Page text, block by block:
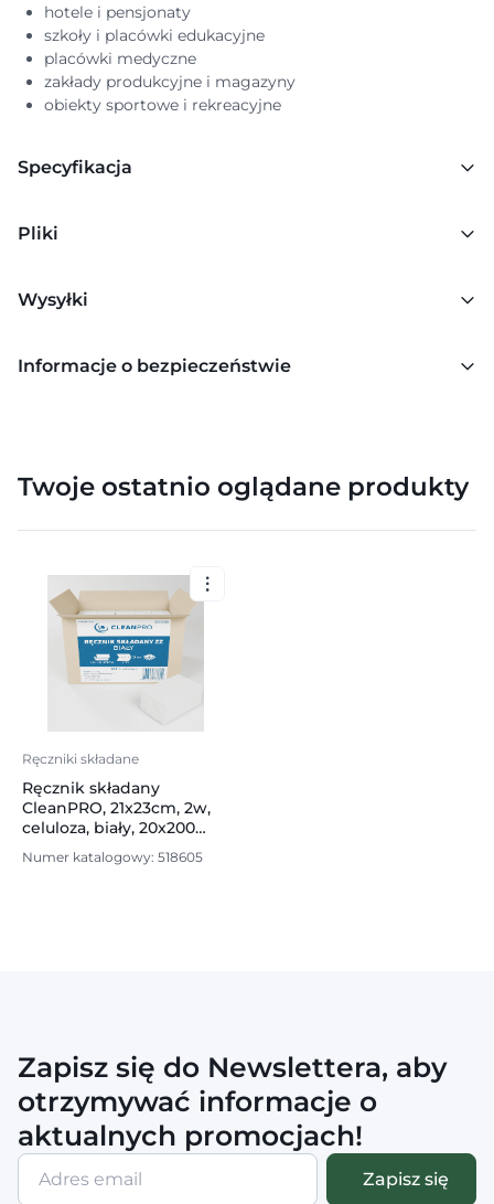
hotele i pensjonaty
szkoły i placówki edukacyjne
placówki medyczne
zakłady produkcyjne i magazyny
obiekty sportowe i rekreacyjne
Specyfikacja
Pliki
Wysyłki
Informacje o bezpieczeństwie
Twoje ostatnio oglądane produkty
Ręczniki składane
Ręcznik składany
CleanPRO, 21x23cm, 2w,
celuloza, biały, 20x200
listków
Numer katalogowy: 518605
Zapisz się do Newslettera, aby
otrzymywać informacje o
aktualnych promocjach!
Adres
email
Zapisz się